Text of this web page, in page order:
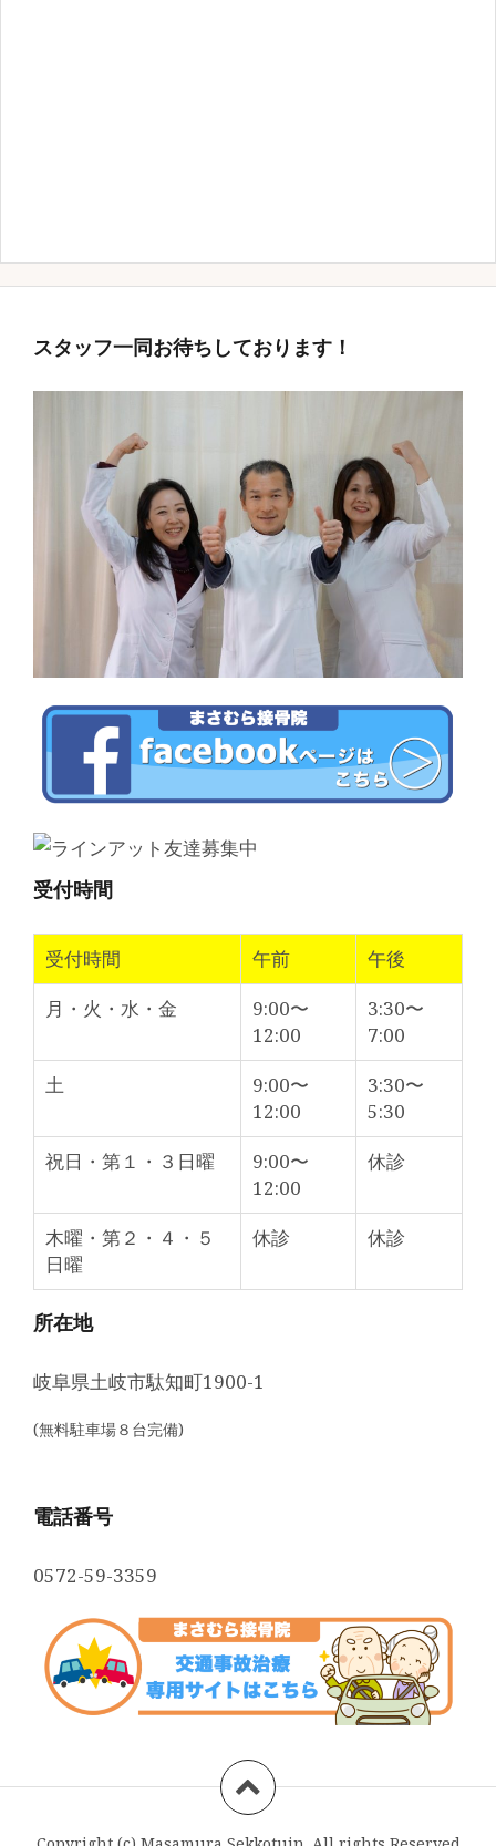
スタッフ一同お待ちしております！
受付時間
受付時間 午前
午後
月・火・水・金
9:00〜
12:00
3:30〜
7:00
土
9:00〜
12:00
3:30〜
5:30
祝日・第１・３日曜
9:00〜
12:00
休診
木曜・第２・４・５
日曜
休診 休診
所在地
岐阜県土岐市駄知町1900-1
(無料駐車場８台完備)
電話番号
0572-59-3359